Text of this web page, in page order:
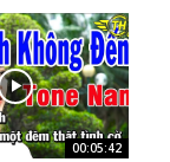
00:05:42